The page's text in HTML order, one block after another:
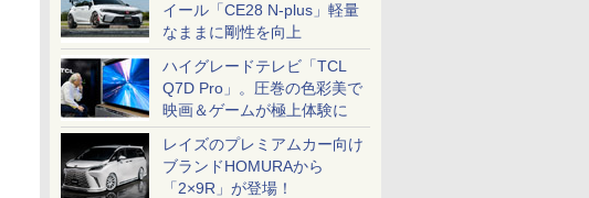
イール「CE28 N-plus」軽量
なままに剛性を向上
ハイグレードテレビ「TCL
Q7D Pro」。圧巻の色彩美で
映画＆ゲームが極上体験に
レイズのプレミアムカー向け
ブランドHOMURAから
「2×9R」が登場！